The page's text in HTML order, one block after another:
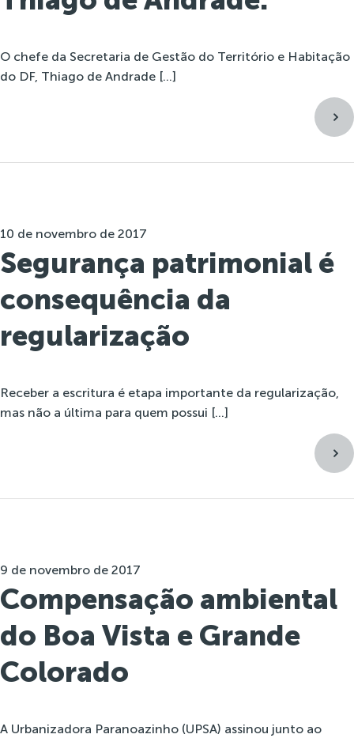
O chefe da Secretaria de Gestão do Território e Habitação
do DF, Thiago de Andrade […]
10 de novembro de 2017
Segurança patrimonial é
consequência da
regularização
Receber a escritura é etapa importante da regularização,
mas não a última para quem possui […]
9 de novembro de 2017
Compensação ambiental
do Boa Vista e Grande
Colorado
A Urbanizadora Paranoazinho (UPSA) assinou junto ao